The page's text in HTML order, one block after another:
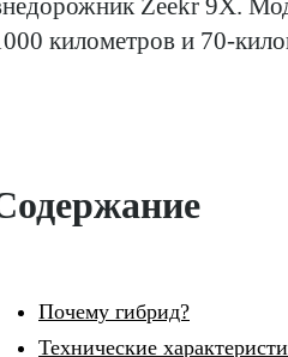
Zeekr 9X.
километров и 70-
Почему гибрид?
Технические